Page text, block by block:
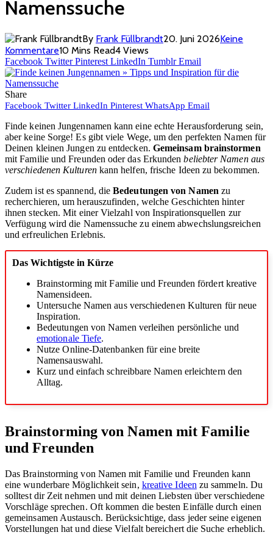
Namenssuche
By Frank Füllbrandt20. Juni 2026Keine
Kommentare10 Mins Read4 Views
Facebook Twitter Pinterest LinkedIn Tumblr Email
Share
Facebook Twitter LinkedIn Pinterest WhatsApp Email
Finde keinen Jungennamen kann eine echte Herausforderung sein,
aber keine Sorge! Es gibt viele Wege, um den perfekten Namen für
Deinen kleinen Jungen zu entdecken. Gemeinsam brainstormen
mit Familie und Freunden oder das Erkundenbeliebter Namen aus
verschiedenen Kulturenkann helfen, frische Ideen zu bekommen.
Zudem ist es spannend, dieBedeutungen von Namen zu
recherchieren, um herauszufinden, welche Geschichten hinter
ihnen stecken. Mit einer Vielzahl von Inspirationsquellen zur
Verfügung wird die Namenssuche zu einem abwechslungsreichen
und erfreulichen Erlebnis.
Das Wichtigste in Kürze
Brainstorming mit Familie und Freunden fördert kreative
Namensideen.
Untersuche Namen aus verschiedenen Kulturen für neue
Inspiration.
Bedeutungen von Namen verleihen persönliche und
emotionale Tiefe.
Nutze Online-Datenbanken für eine breite
Namensauswahl.
Kurz und einfach schreibbare Namen erleichtern den
Alltag.
Brainstorming von Namen mit Familie
und Freunden
Das Brainstorming von Namen mit Familie und Freunden kann
eine wunderbare Möglichkeit sein, kreative Ideen zu sammeln. Du
solltest dir Zeit nehmen und mit deinen Liebsten über verschiedene
Vorschläge sprechen. Oft kommen die besten Einfälle durch einen
gemeinsamen Austausch. Berücksichtige, dass jeder seine eigenen
Vorstellungen hat und diese Vielfalt bereichert die Suche erheblich.